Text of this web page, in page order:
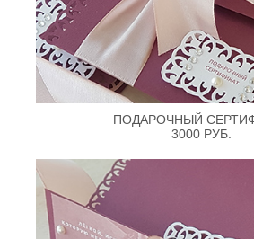
ПОДАРОЧНЫЙ
3000 РУБ.